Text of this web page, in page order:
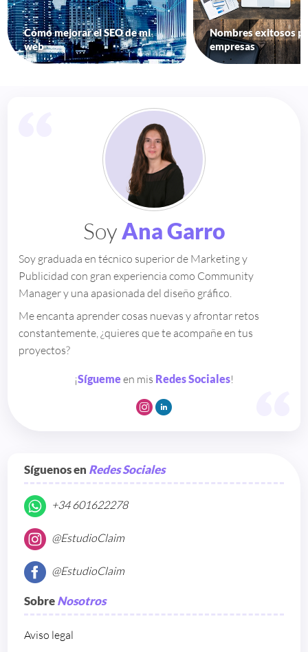
Cómo mejorar el SEO de mi
web
Nombres exitosos
empresas
Soy Ana Garro
Soy graduada en técnico superior de Marketing y
Publicidad con gran experiencia como Community
Manager y una apasionada del diseño gráfico.
Me encanta aprender cosas nuevas y afrontar retos
constantemente, ¿quieres que te acompañe en tus
proyectos?
¡Síguemeen mis Redes Sociales!
Síguenos en Redes Sociales
+34 601622278
@EstudioClaim
@EstudioClaim
SobreNosotros
Aviso legal